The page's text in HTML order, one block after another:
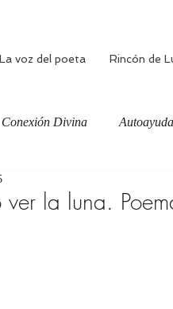
La voz del poeta Rincón de
Conexión Divina Autoayuda
ver la luna.